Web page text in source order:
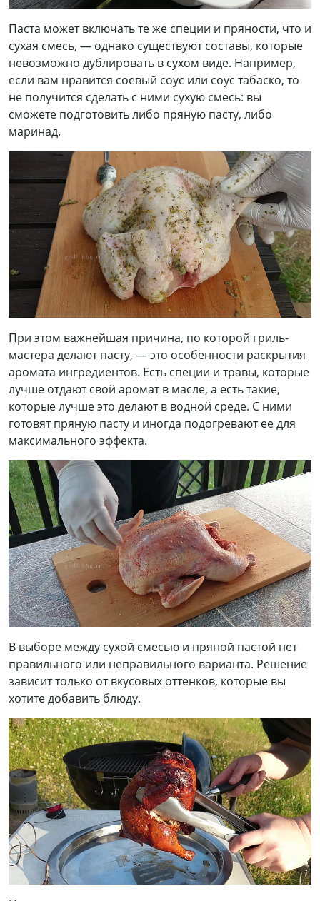
Паста может включать те же специи и пряности, что и
сухая смесь, — однако существуют составы, которые
невозможно дублировать в сухом виде. Например,
если вам нравится соевый соус или соус табаско, то
не получится сделать с ними сухую смесь: вы
сможете подготовить либо пряную пасту, либо
маринад.
При этом важнейшая причина, по которой гриль-
мастера делают пасту, — это особенности раскрытия
аромата ингредиентов. Есть специи и травы, которые
лучше отдают свой аромат в масле, а есть такие,
которые лучше это делают в водной среде. С ними
готовят пряную пасту и иногда подогревают ее для
максимального эффекта.
В выборе между сухой смесью и пряной пастой нет
правильного или неправильного варианта. Решение
зависит только от вкусовых оттенков, которые вы
хотите добавить блюду.